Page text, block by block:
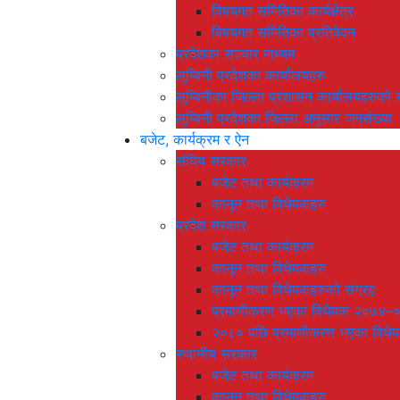
विषयगत समितिका कार्यक्षेत्र
बिषयगत समितिका प्रतिवेदन
प्रदेशका सञ्चार माध्यम
लुम्बिनी प्रदेशका कार्यालयहरु
लुम्बिनीका जिल्ला प्रशासन कार्यालयहरुको
लुम्बिनी प्रदेशका जिल्ला अनुसार जनसंख्या
बजेट, कार्यक्रम र ऐन
संघिय सरकार
बजेट तथा कार्यक्रम
कानून तथा विधेयकहरु
प्रदेश सरकार
बजेट तथा कार्यक्रम
कानून तथा विधेयकहरु
कानून तथा विधेयकहरुको संग्रह
प्रमाणीकरण भएका विधेयक
२०८० पछि प्रमाणीकरण भएका
स्थानीय सरकार
बजेट तथा कार्यक्रम
कानून तथा विधेयकहरु